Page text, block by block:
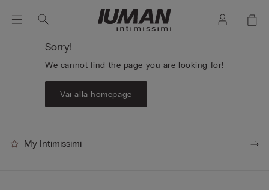
Sorry!
We cannot find the page you are looking for!
Vai alla homepage
My Intimissimi